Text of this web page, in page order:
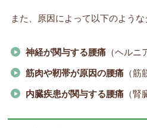
また、原因によって以下のような
神経が関与する腰痛（ヘルニ
筋肉や靭帯が原因の腰痛（筋
内臓疾患が関与する腰痛（腎